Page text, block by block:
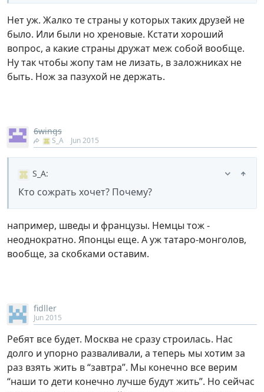
Нет уж. Жалко те страны у которых таких друзей не
было. Или были но хреновые. Кстати хороший
вопрос, а какие страны дружат меж собой вообще.
Ну так чтобы жопу там не лизать, в заложниках не
быть. Нож за пазухой не держать.
6wings
S_A Jun 2015
S_A:
Кто сожрать хочет? Почему?
например, шведы и французы. Немцы тож -
неоднократно. Японцы еще. А уж татаро-монголов,
вообще, за скобками оставим.
fidller
Jun 2015
Ребят все будет. Москва не сразу строилась. Нас
долго и упорно разваливали, а теперь мы хотим за
раз взять жить в “завтра”. Мы конечно все верим
“наши то дети конечно лучше будут жить”. Но сейчас